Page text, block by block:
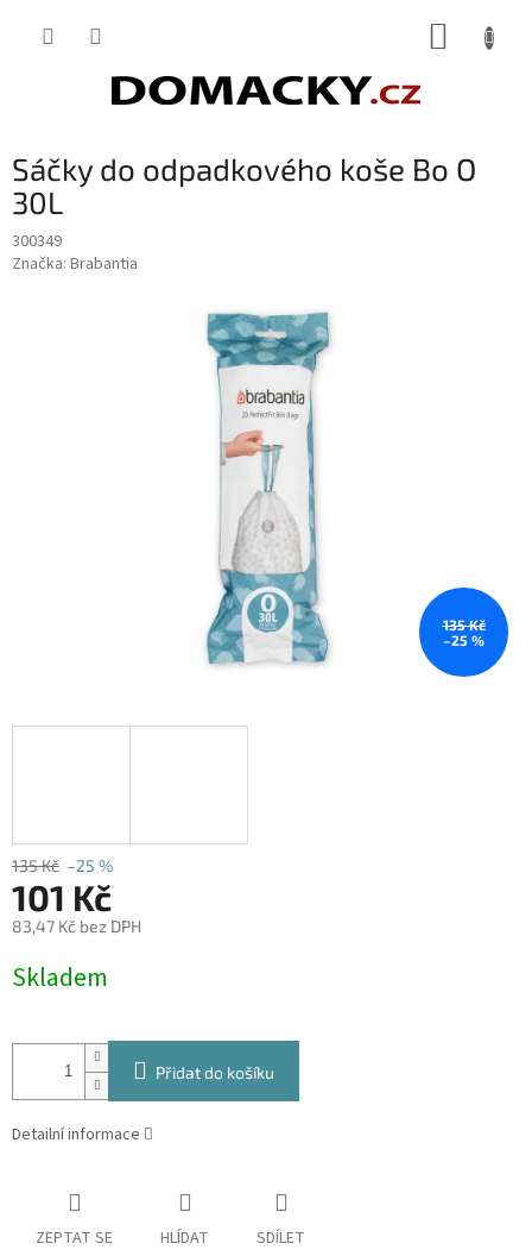
Sáčky do odpadkového koše Bo O
30L
300349
Značka: Brabantia
135 Kč
–25 %
135 Kč –25 %
101 Kč
83,47 Kč bez DPH
cena:
Skladem
Přidat do košíku
Detailní informace
ZEPTAT SE HLÍDAT SDÍLET